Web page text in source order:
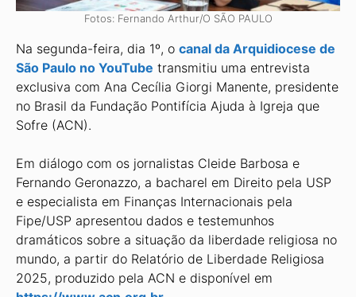
Fotos: Fernando Arthur/O SÃO PAULO
Na segunda-feira, dia 1º, o canal da Arquidiocese de
São Paulo no YouTube transmitiu uma entrevista
exclusiva com Ana Cecília Giorgi Manente, presidente
no Brasil da Fundação Pontifícia Ajuda à Igreja que
Sofre (ACN).
Em diálogo com os jornalistas Cleide Barbosa e
Fernando Geronazzo, a bacharel em Direito pela USP
e especialista em Finanças Internacionais pela
Fipe/USP apresentou dados e testemunhos
dramáticos sobre a situação da liberdade religiosa no
mundo, a partir do Relatório de Liberdade Religiosa
2025, produzido pela ACN e disponível em